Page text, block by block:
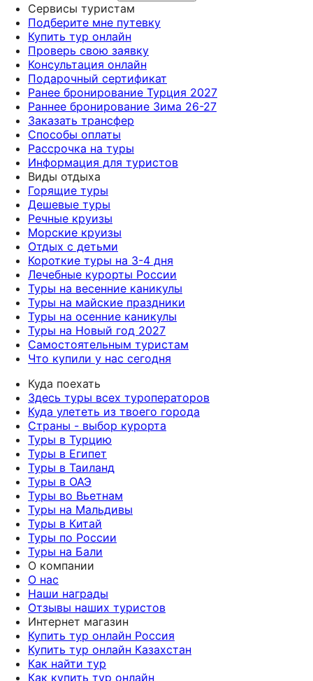
Сервисы туристам
Подберите мне путевку
Купить тур онлайн
Проверь свою заявку
Консультация онлайн
Подарочный сертификат
Ранее бронирование Турция 2027
Раннее бронирование Зима 26-27
Заказать трансфер
Способы оплаты
Рассрочка на туры
Информация для туристов
Виды отдыха
Горящие туры
Дешевые туры
Речные круизы
Морские круизы
Отдых с детьми
Короткие туры на 3-4 дня
Лечебные курорты России
Туры на весенние каникулы
Туры на майские праздники
Туры на осенние каникулы
Туры на Новый год 2027
Самостоятельным туристам
Что купили у нас сегодня
Куда поехать
Здесь туры всех туроператоров
Куда улететь из твоего города
Страны - выбор курорта
Туры в Турцию
Туры в Египет
Туры в Таиланд
Туры в ОАЭ
Туры во Вьетнам
Туры на Мальдивы
Туры в Китай
Туры по России
Туры на Бали
О компании
О нас
Наши награды
Отзывы наших туристов
Интернет магазин
Купить тур онлайн Россия
Купить тур онлайн Казахстан
Как найти тур
Как купить тур онлайн